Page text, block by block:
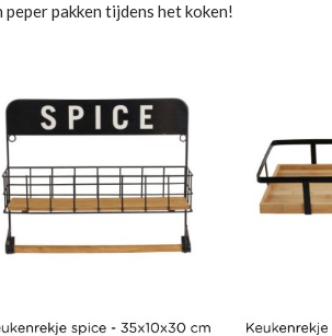
peper pakken tijdens het koken!